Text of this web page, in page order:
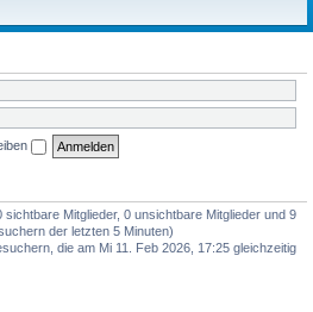
sichtbare Mitglieder, 0 unsichtbare Mitglieder und 9
der letzten 5 Minuten)
die am Mi 11. Feb 2026, 17:25 gleichzeitig